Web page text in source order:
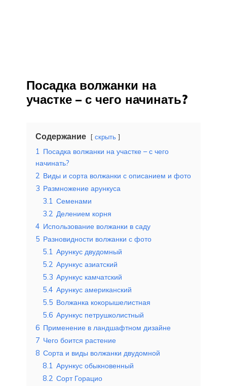
Посадка волжанки на
участке – с чего начинать?
Содержание скрыть
1 Посадка волжанки на участке – с чего
начинать?
2 Виды и сорта волжанки с описанием и фото
3 Размножение арункуса
3.1 Семенами
3.2 Делением корня
4 Использование волжанки в саду
5 Разновидности волжанки с фото
5.1 Арункус двудомный
5.2 Арункус азиатский
5.3 Арункус камчатский
5.4 Арункус американский
5.5 Волжанка кокорышелистная
5.6 Арункус петрушколистный
6 Применение в ландшафтном дизайне
7 Чего боится растение
8 Сорта и виды волжанки двудомной
8.1 Арункус обыкновенный
8.2 Сорт Горацио